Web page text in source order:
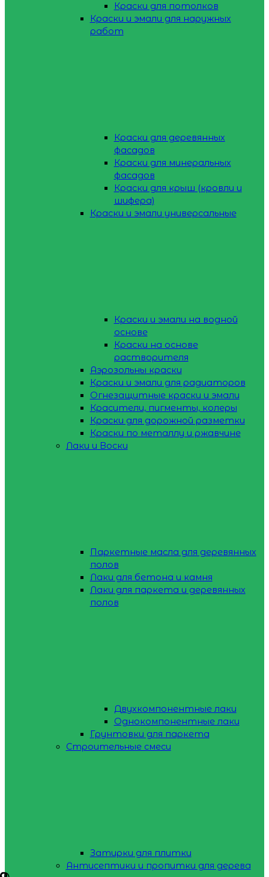
Краски для потолков
Краски и эмали для наружных
работ
Краски для деревянных
фасадов
Краски для минеральных
фасадов
Краски для крыш (кровли и
шифера)
Краски и эмали универсальные
Краски и эмали на водной
основе
Краски на основе
растворителя
Аэрозольны краски
Краски и эмали для радиаторов
Огнезащитные краски и эмали
Красители, пигменты, колеры
Краски для дорожной разметки
Краски по металлу и ржавчине
Лаки и Воски
Паркетные масла для деревянных
полов
Лаки для бетона и камня
Лаки для паркета и деревянных
полов
Двухкомпонентные лаки
Однокомпонентные лаки
Грунтовки для паркета
Строительные смеси
Затирки для плитки
Антисептики и пропитки для дерева